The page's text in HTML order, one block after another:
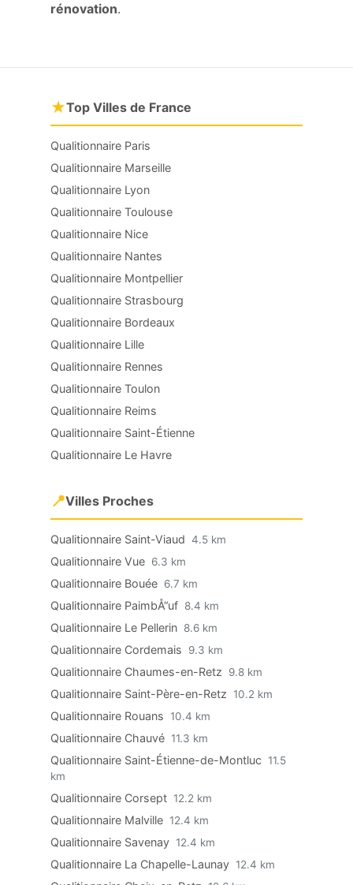
rénovation.
★Top Villes de France
Qualitionnaire Paris
Qualitionnaire Marseille
Qualitionnaire Lyon
Qualitionnaire Toulouse
Qualitionnaire Nice
Qualitionnaire Nantes
Qualitionnaire Montpellier
Qualitionnaire Strasbourg
Qualitionnaire Bordeaux
Qualitionnaire Lille
Qualitionnaire Rennes
Qualitionnaire Toulon
Qualitionnaire Reims
Qualitionnaire Saint-Étienne
Qualitionnaire Le Havre
📍Villes Proches
Qualitionnaire Saint-Viaud 4.5 km
Qualitionnaire Vue 6.3 km
Qualitionnaire Bouée 6.7 km
Qualitionnaire PaimbÅ“uf 8.4 km
Qualitionnaire Le Pellerin 8.6 km
Qualitionnaire Cordemais 9.3 km
Qualitionnaire Chaumes-en-Retz 9.8 km
Qualitionnaire Saint-Père-en-Retz 10.2 km
Qualitionnaire Rouans 10.4 km
Qualitionnaire Chauvé 11.3 km
Qualitionnaire Saint-Étienne-de-Montluc 11.5
km
Qualitionnaire Corsept 12.2 km
Qualitionnaire Malville 12.4 km
Qualitionnaire Savenay 12.4 km
Qualitionnaire La Chapelle-Launay 12.4 km